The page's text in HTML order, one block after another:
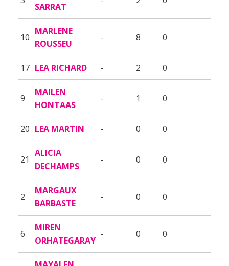
SARRAT
10
MARLENE
ROUSSEU
- 8 0
17 LEA RICHARD - 2 0
9
MAILEN
HONTAAS
- 1 0
20 LEA MARTIN - 0 0
21
ALICIA
DECHAMPS
- 0 0
2
MARGAUX
BARBASTE
- 0 0
6
MIREN
ORHATEGARAY
- 0 0